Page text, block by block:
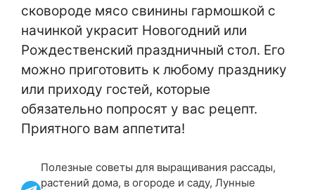
сковороде мясо свинины гармошкой с
начинкой украсит Новогодний или
Рождественский праздничный стол. Его
можно приготовить к любому празднику
или приходу гостей, которые
обязательно попросят у вас рецепт.
Приятного вам аппетита!
Полезные советы для выращивания рассады,
растений дома, в огороде и саду, Лунные